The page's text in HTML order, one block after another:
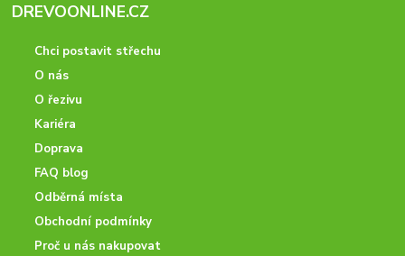
DREVOONLINE.CZ
Chci postavit střechu
O nás
O řezivu
Kariéra
Doprava
FAQ blog
Odběrná místa
Obchodní podmínky
Proč u nás nakupovat